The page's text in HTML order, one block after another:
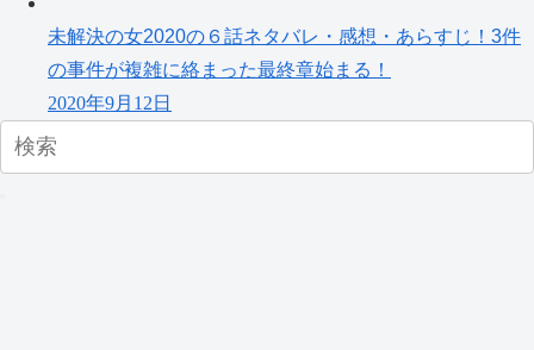
未解決の女2020の６話ネタバレ・感想・あらすじ！3件
の事件が複雑に絡まった最終章始まる！
2020年9月12日